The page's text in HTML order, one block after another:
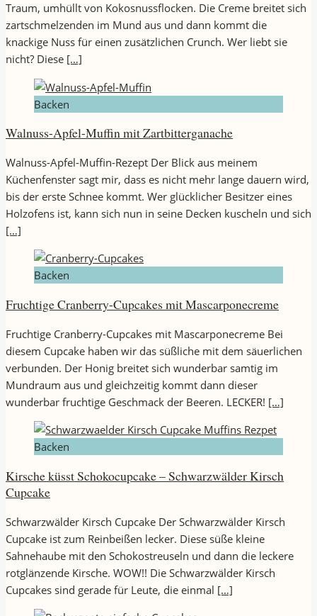
Traum, umhüllt von Kokosnussflocken. Die Creme breitet sich
zartschmelzenden im Mund aus und dann kommt die
knackige Nuss für einen zusätzlichen Crunch. Wer liebt sie
nicht? Diese […]
Backen
Walnuss-Apfel-Muffin mit Zartbitterganache
Walnuss-Apfel-Muffin-Rezept Der Blick aus meinem
Küchenfenster sagt mir, dass es nicht mehr lange dauern wird,
bis der erste Schnee kommt. Wer glücklicher Besitzer eines
Holzofens ist, kann sich nun in seine Decken kuscheln und sich
[…]
Backen
Fruchtige Cranberry-Cupcakes mit Mascarponecreme
Fruchtige Cranberry-Cupcakes mit Mascarponecreme Bei
diesem Cupcake haben wir das süßliche mit dem säuerlichen
verbunden. Der Honig breitet sich wunderbar samtig im
Mundraum aus und gleichzeitig kommt dann dieser
wunderbar fruchtige Geschmack der Beeren. LECKER! […]
Backen
Kirsche küsst Schokocupcake – Schwarzwälder Kirsch
Cupcake
Schwarzwälder Kirsch Cupcake Der Schwarzwälder Kirsch
Cupcake ist zum Reinbeißen lecker. Diese süße kleine
Sahnehaube mit den Schokostreuseln und dann die leckere
rotglänzende Kirsche. WOW!! Die Schwarzwälder Kirsch
Cupcakes sind gerade für Leute, die einmal […]